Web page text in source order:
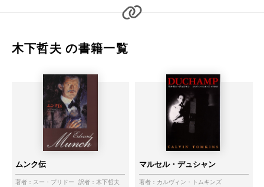
木下哲夫 の書籍一覧
ムンク伝
著者： スー・プリドー 訳者： 木下哲夫
マルセル・デュシャン
著者： カルヴィン・トムキンズ